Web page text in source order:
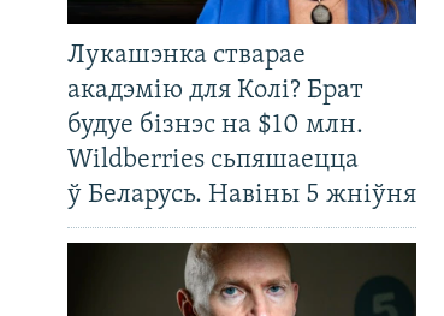
Лукашэнка стварае
акадэмію для Колі? Брат
будуе бізнэс на $10 млн.
Wildberries сьпяшаецца
ў Беларусь. Навіны 5 жніўня